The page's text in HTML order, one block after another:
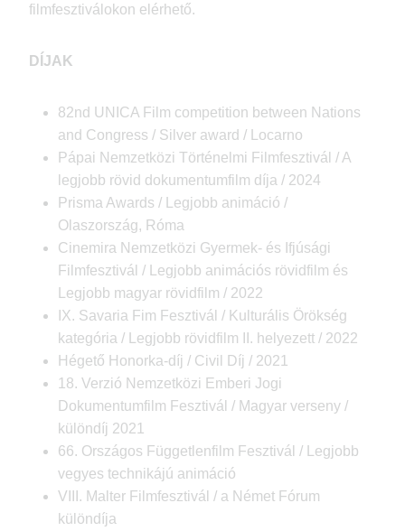
filmfesztiválokon elérhető.
DÍJAK
82nd UNICA Film competition between Nations
and Congress / Silver award / Locarno
Pápai Nemzetközi Történelmi Filmfesztivál / A
legjobb rövid dokumentumfilm díja / 2024
Prisma Awards / Legjobb animáció /
Olaszország, Róma
Cinemira Nemzetközi Gyermek- és Ifjúsági
Filmfesztivál / Legjobb animációs rövidfilm és
Legjobb magyar rövidfilm / 2022
IX. Savaria Fim Fesztivál / Kulturális Örökség
kategória / Legjobb rövidfilm II. helyezett / 2022
Hégető Honorka-díj / Civil Díj / 2021
18. Verzió Nemzetközi Emberi Jogi
Dokumentumfilm Fesztivál / Magyar verseny /
különdíj 2021
66. Országos Függetlenfilm Fesztivál / Legjobb
vegyes technikájú animáció
VIII. Malter Filmfesztivál / a Német Fórum
különdíja